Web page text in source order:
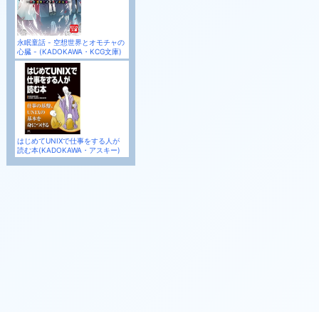
永眠童話 - 空想世界とオモチャの
心臓 - (KADOKAWA・KCG文庫)
はじめてUNIXで仕事をする人が
読む本(KADOKAWA・アスキー)